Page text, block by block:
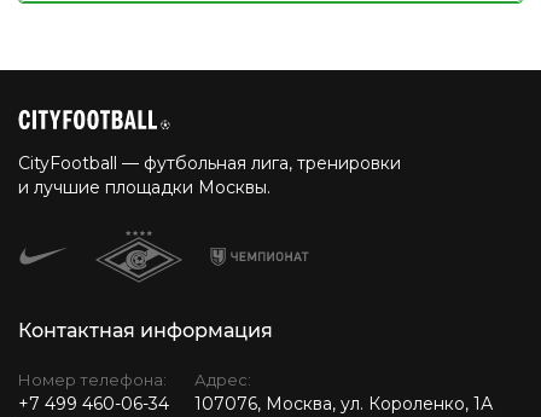
CityFootball — футбольная лига, тренировки
и лучшие площадки Москвы.
Контактная информация
Номер телефона:
+7 499 460-06-34
Адрес:
107076, Москва, ул. Короленко, 1А